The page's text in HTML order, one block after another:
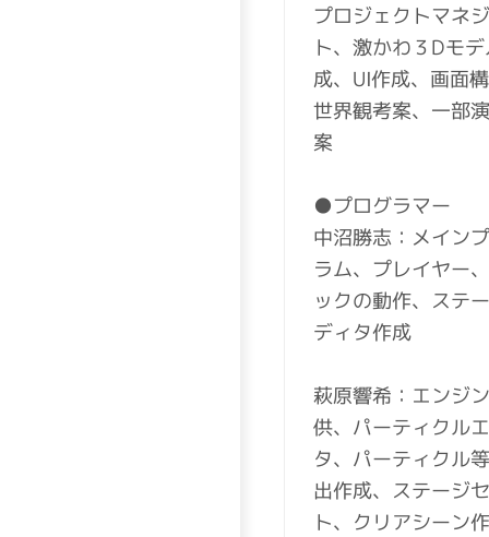
プロジェクトマネ
ト、激かわ３Dモ
成、UI作成、画面
世界観考案、一部
案
●プログラマー
中沼勝志：メイン
ラム、プレイヤー
ックの動作、ステ
ディタ作成
萩原響希：エンジ
供、パーティクル
タ、パーティクル
出作成、ステージ
ト、クリアシーン